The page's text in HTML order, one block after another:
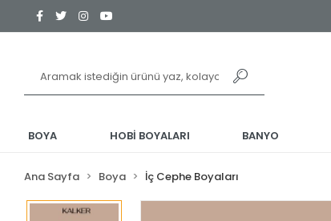
BOYA HOBİ BOYALARI BANYO
Ana Sayfa Boya İç Cephe Boyaları